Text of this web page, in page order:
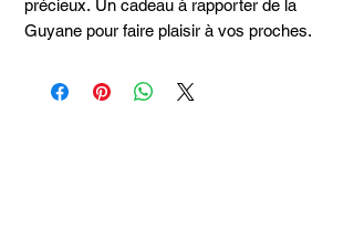
précieux. Un cadeau à rapporter de la
Guyane pour faire plaisir à vos proches.